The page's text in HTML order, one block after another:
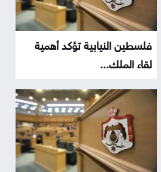
فلسطين النيابية تؤكد أهمية
لقاء الملك...